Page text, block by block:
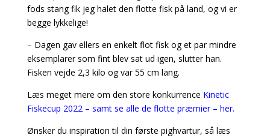
fods stang fik jeg halet den flotte fisk på land, og vi er
begge lykkelige!
– Dagen gav ellers en enkelt flot fisk og et par mindre
eksemplarer som fint blev sat ud igen, slutter han.
Fisken vejde 2,3 kilo og var 55 cm lang.
Læs meget mere om den store konkurrence Kinetic
Fiskecup 2022 – samt se alle de flotte præmier – her.
Ønsker du inspiration til din første pighvartur, så læs